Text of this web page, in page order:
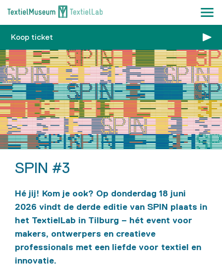
Koop ticket
SPIN #3
Hé jij! Kom je ook? Op donderdag 18 juni
2026 vindt de derde editie van SPIN plaats in
het TextielLab in Tilburg – hét event voor
makers, ontwerpers en creatieve
professionals met een liefde voor textiel en
innovatie.